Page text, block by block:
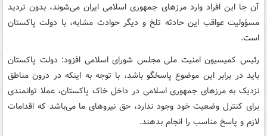
آن جا این افراد وارد مرزهای جمهوری اسلامی ایران می‌شوند، بدون تردید
مسؤولیت عواقب این حادثه تلخ و دیگر حوادث مشابه، با دولت پاکستان
است.
رئیس کمیسیون امنیت ملی مجلس شورای اسلامی افزود: دولت پاکستان
باید در برابر این موضوع پاسخگو باشد، با توجه به اینکه در درون مناطق
نزدیک به مرزهای جمهوری اسلامی در داخل خاک پاکستان، عملا توانمندی
برای کنترل وضعیت خود وجود ندارد، حق نیروهای ما می‌باشد که اقدامات
لازم و پاسخ مناسب را انجام بدهند.